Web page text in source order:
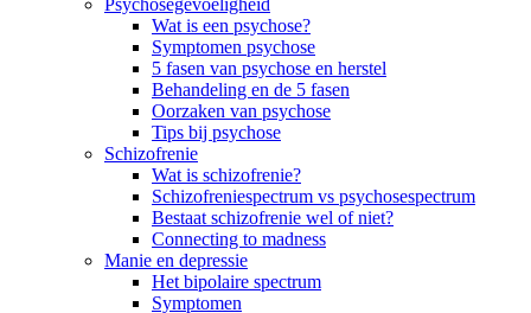
Psychosegevoeligheid
Wat is een psychose?
Symptomen psychose
5 fasen van psychose en herstel
Behandeling en de 5 fasen
Oorzaken van psychose
Tips bij psychose
Schizofrenie
Wat is schizofrenie?
Schizofreniespectrum vs psychosespectrum
Bestaat schizofrenie wel of niet?
Connecting to madness
Manie en depressie
Het bipolaire spectrum
Symptomen